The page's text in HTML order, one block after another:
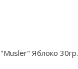
Яблоко 30гр.